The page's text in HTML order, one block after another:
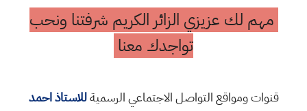
مهم لك عزيزي الزائر الكريم شرفتنا ونحب
تواجدك معنا
قنوات ومواقع التواصل الاجتماعي الرسميةللاستاذ احمد